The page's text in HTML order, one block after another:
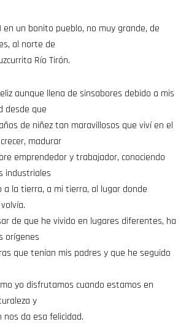
en un bonito pueblo, no muy grande, de
al norte de
Río Tirón.
aunque llena de sinsabores debido a mis
desde que
de niñez tan maravillosos que viví en el
madurar
emprendedor y trabajador, conociendo
industriales
a la tierra, a mi tierra, al lugar donde
de que he vivido en lugares diferentes, ha
orígenes
que tenían mis padres y que he seguido
yo disfrutamos cuando estamos en
y
nos da esa felicidad.